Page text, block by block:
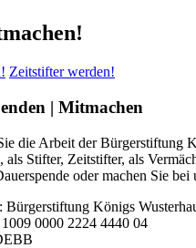
Zeitstifter werden!
| Mitmachen
die Arbeit der Bürgerstiftung
als Stifter, Zeitstifter, als
oder machen Sie bei
Bürgerstiftung Königs
0000 2224 4440 04